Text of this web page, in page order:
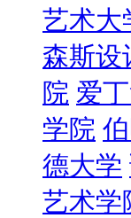
艺术大
森斯设
院 爱
学院
德大学
艺术学